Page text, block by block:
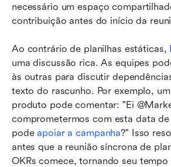
necessário um espaço
contribuição antes do início da
Ao contrário de planilhas estáticas,
uma discussão rica. As equipes
às outras para discutir
texto do rascunho. Por exemplo,
produto pode comentar: "Ei
comprometermos com esta data
pode apoiar a campanha?" Isso
antes que a reunião síncrona de
OKRs comece, tornando seu tempo